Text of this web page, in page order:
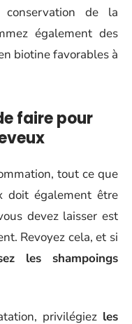
de la
également des
biotine favorables à
faire pour
tout ce que
doit également être
devez laisser est
Revoyez cela, et si
les shampoings
privilégiez les